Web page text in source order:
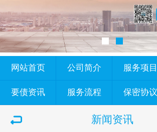
网站首页 公司简介 服务项目
要债资讯 服务流程 保密协议
新闻资讯